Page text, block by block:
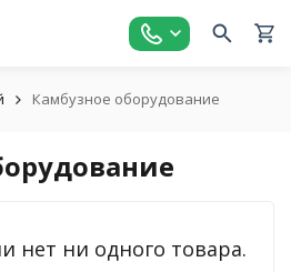
Камбузное оборудование
нет ни одного товара.